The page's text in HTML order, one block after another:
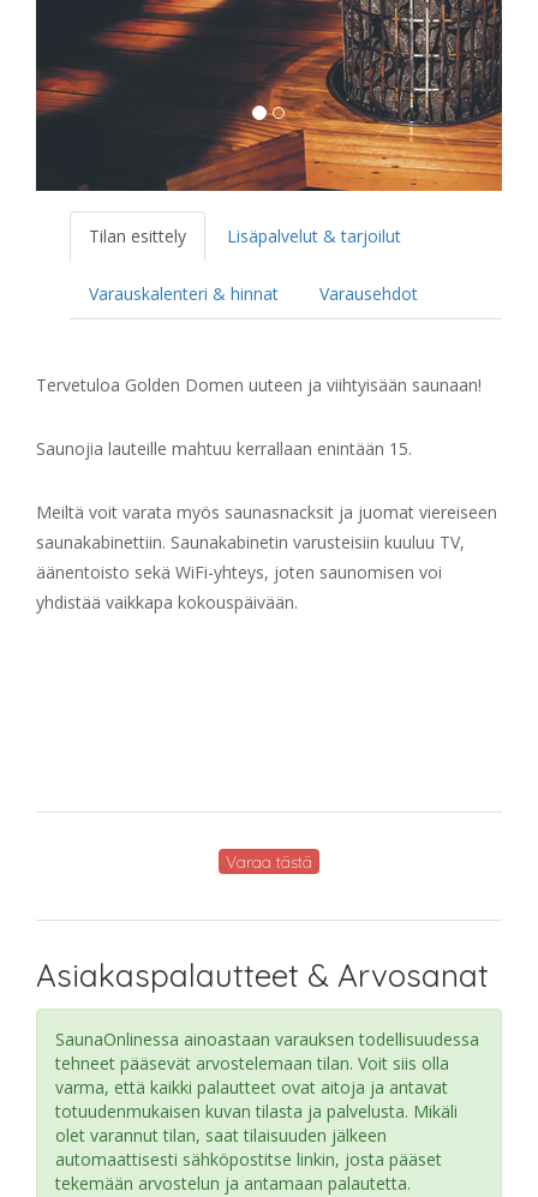
Tilan esittely Lisäpalvelut & tarjoilut
Varauskalenteri & hinnat Varausehdot
Tervetuloa Golden Domen uuteen ja viihtyisään saunaan!
Saunojia lauteille mahtuu kerrallaan enintään 15.
Meiltä voit varata myös saunasnacksit ja juomat viereiseen
saunakabinettiin. Saunakabinetin varusteisiin kuuluu TV,
äänentoisto sekä WiFi-yhteys, joten saunomisen voi
yhdistää vaikkapa kokouspäivään.
Varaa tästä
Asiakaspalautteet & Arvosanat
SaunaOnlinessa ainoastaan varauksen todellisuudessa
tehneet pääsevät arvostelemaan tilan. Voit siis olla
varma, että kaikki palautteet ovat aitoja ja antavat
totuudenmukaisen kuvan tilasta ja palvelusta. Mikäli
olet varannut tilan, saat tilaisuuden jälkeen
automaattisesti sähköpostitse linkin, josta pääset
tekemään arvostelun ja antamaan palautetta.